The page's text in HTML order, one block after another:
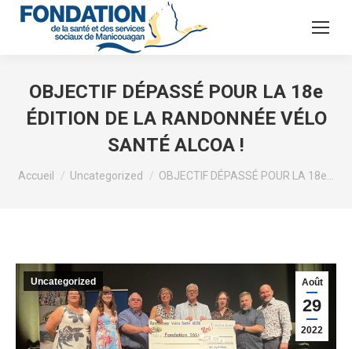
OBJECTIF DÉPASSÉ POUR LA 18e
ÉDITION DE LA RANDONNÉE VÉLO
SANTÉ ALCOA !
Vous êtes ici :
Accueil Uncategorized OBJECTIF DÉPASSÉ POUR LA 18e…
Août
29
2022
Uncategorized